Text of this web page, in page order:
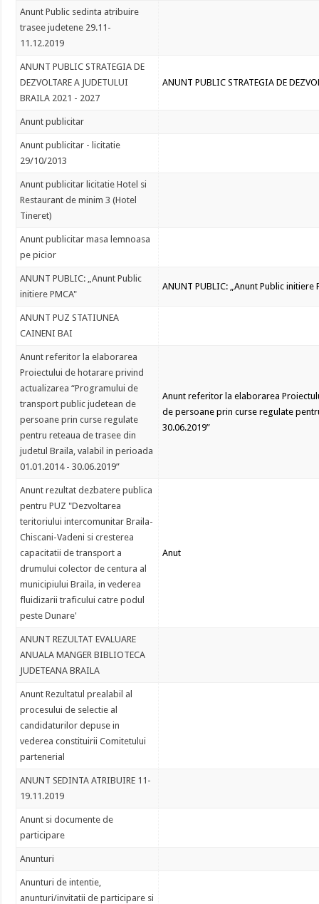
Anunt Public sedinta atribuire
trasee judetene 29.11-
11.12.2019
ANUNT PUBLIC STRATEGIA DE
DEZVOLTARE A JUDETULUI
BRAILA 2021 - 2027
ANUNT PUBLIC STRATEGIA DE
Anunt publicitar
Anunt publicitar - licitatie
29/10/2013
Anunt publicitar licitatie Hotel si
Restaurant de minim 3 (Hotel
Tineret)
Anunt publicitar masa lemnoasa
pe picior
ANUNT PUBLIC: „Anunt Public
initiere PMCA"
ANUNT PUBLIC: „Anunt Public initiere
ANUNT PUZ STATIUNEA
CAINENI BAI
Anunt referitor la elaborarea
Proiectului de hotarare privind
actualizarea “Programului de
transport public judetean de
persoane prin curse regulate
pentru reteaua de trasee din
judetul Braila, valabil in perioada
01.01.2014 - 30.06.2019”
Anunt referitor la elaborarea
de persoane prin curse regulate
30.06.2019”
Anunt rezultat dezbatere publica
pentru PUZ "Dezvoltarea
teritoriului intercomunitar Braila-
Chiscani-Vadeni si cresterea
capacitatii de transport a
drumului colector de centura al
municipiului Braila, in vederea
fluidizarii traficului catre podul
peste Dunare'
Anut
ANUNT REZULTAT EVALUARE
ANUALA MANGER BIBLIOTECA
JUDETEANA BRAILA
Anunt Rezultatul prealabil al
procesului de selectie al
candidaturilor depuse in
vederea constituirii Comitetului
partenerial
ANUNT SEDINTA ATRIBUIRE 11-
19.11.2019
Anunt si documente de
participare
Anunturi
Anunturi de intentie,
anunturi/invitatii de participare si